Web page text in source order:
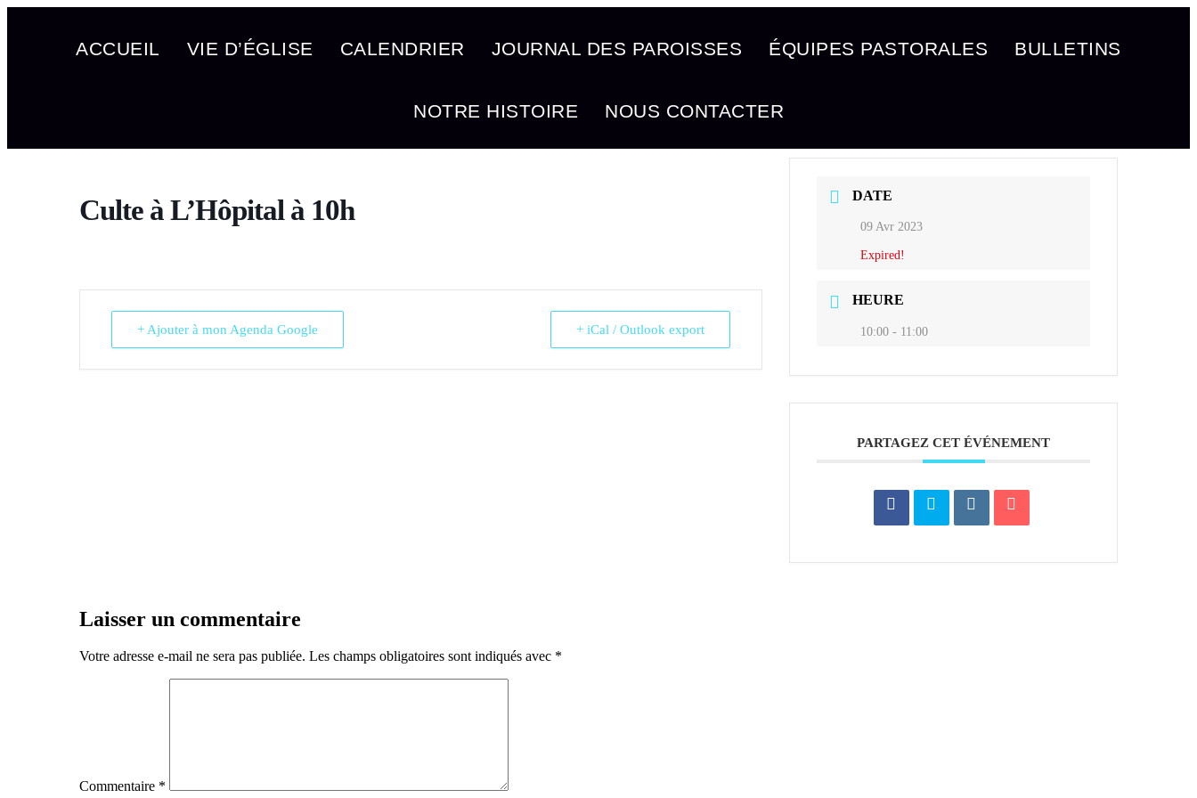
ACCUEIL VIE D’ÉGLISE CALENDRIER JOURNAL DES PAROISSES ÉQUIPES PASTORALES BULLETINS
NOTRE HISTOIRE NOUS CONTACTER
Culte à L’Hôpital à 10h
+ Ajouter à mon Agenda Google + iCal / Outlook export
DATE
09 Avr 2023
Expired!
HEURE
10:00 - 11:00
PARTAGEZ CET ÉVÉNEMENT
Laisser un commentaire
Votre adresse e-mail ne sera pas publiée. Les champs obligatoires sont indiqués avec *
Commentaire *